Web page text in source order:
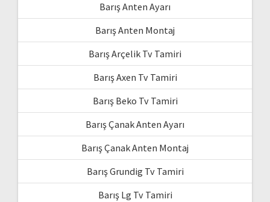
Barış Anten Ayarı
Barış Anten Montaj
Barış Arçelik Tv Tamiri
Barış Axen Tv Tamiri
Barış Beko Tv Tamiri
Barış Çanak Anten Ayarı
Barış Çanak Anten Montaj
Barış Grundig Tv Tamiri
Barış Lg Tv Tamiri